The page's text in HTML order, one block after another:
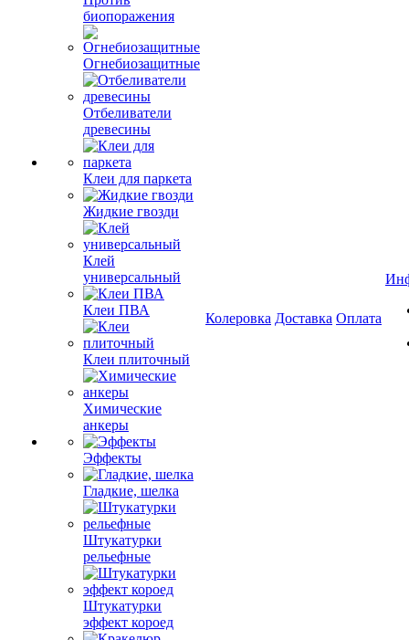
биопоражения
Огнебиозащитные
Отбеливатели
древесины
Клеи для паркета
Жидкие гвозди
Клей
универсальный
Клеи ПВА
Клеи плиточный
Химические
анкеры
Эффекты
Гладкие, шелка
Штукатурки
рельефные
Штукатурки
эффект короед
Колеровка Доставка Оплата